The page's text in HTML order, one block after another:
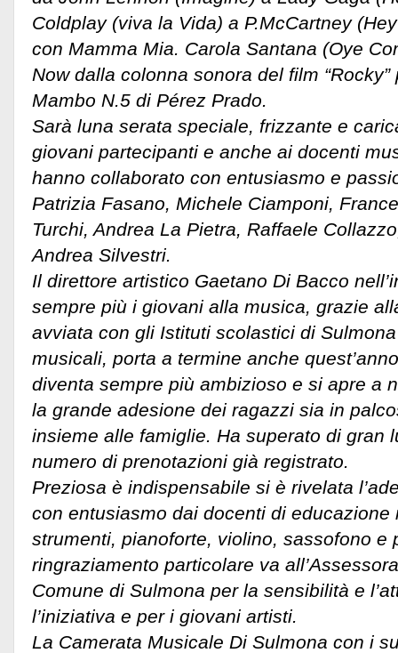
Coldplay (viva la Vida) a P.McCartney
con Mamma Mia. Carola Santana (Oye
Now dalla colonna sonora del film
Mambo N.5 di Pérez Prado.
Sarà luna serata speciale, frizzante e
giovani partecipanti e anche ai docenti
hanno collaborato con entusiasmo e
Patrizia Fasano, Michele Ciamponi,
Turchi, Andrea La Pietra, Raffaele
Andrea Silvestri.
Il direttore artistico Gaetano Di Bacco
sempre più i giovani alla musica, grazie
avviata con gli Istituti scolastici di
musicali, porta a termine anche
diventa sempre più ambizioso e si apre a
la grande adesione dei ragazzi sia in
insieme alle famiglie. Ha superato di gran
numero di prenotazioni già registrato.
Preziosa è indispensabile si è rivelata
con entusiasmo dai docenti di educazione
strumenti, pianoforte, violino, sassofono e
ringraziamento particolare va
Comune di Sulmona per la sensibilità e
l’iniziativa e per i giovani artisti.
La Camerata Musicale Di Sulmona con i